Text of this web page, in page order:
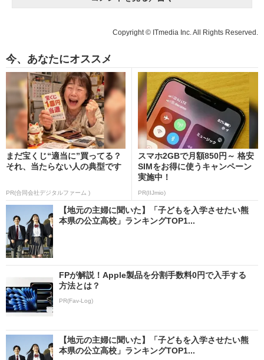
Copyright © ITmedia Inc. All Rights Reserved.
今、あなたにオススメ
まだ宝くじ“適当に”買ってる？
それ、当たらない人の典型です
PR(合同会社デジタルファーム )
スマホ2GBで月額850円～ 格安
SIMをお得に使うキャンペーン
実施中！
PR(IIJmio)
【地元の主婦に聞いた】「子どもを入学させたい熊
本県の公立高校」ランキングTOP1...
FPが解説！Apple製品を分割手数料0円で入手する
方法とは？
PR(Fav-Log)
【地元の主婦に聞いた】「子どもを入学させたい熊
本県の公立高校」ランキングTOP1...